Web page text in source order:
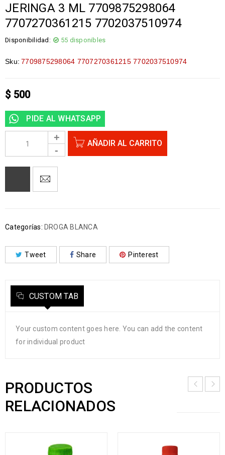
JERINGA 3 ML 7709875298064
7707270361215 7702037510974
Disponibilidad: 55 disponibles
Sku: 7709875298064 7707270361215 7702037510974
$500
PIDE AL WHATSAPP
AÑADIR AL CARRITO
Categorías: DROGA BLANCA
Tweet Share Pinterest
CUSTOM TAB
Your custom content goes here. You can add the content
for individual product
PRODUCTOS
RELACIONADOS